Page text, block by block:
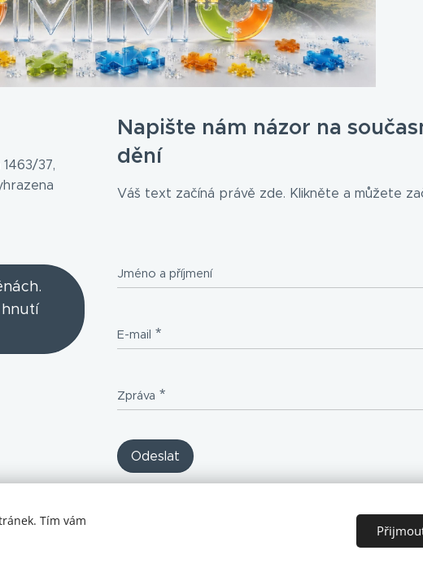
37,
Napište nám názor na
dění
Váš text začíná právě zde. Klikněte a můžete
Jméno a příjmení
E-mail
Zpráva
Odeslat
Tím vám